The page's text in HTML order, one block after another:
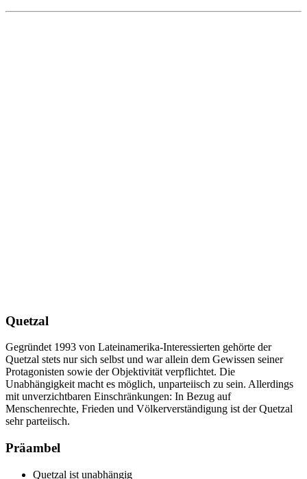
Quetzal
Gegründet 1993 von Lateinamerika-Interessierten gehörte der
Quetzal stets nur sich selbst und war allein dem Gewissen seiner
Protagonisten sowie der Objektivität verpflichtet. Die
Unabhängigkeit macht es möglich, unparteiisch zu sein. Allerdings
mit unverzichtbaren Einschränkungen: In Bezug auf
Menschenrechte, Frieden und Völkerverständigung ist der Quetzal
sehr parteiisch.
Präambel
Quetzal ist unabhängig